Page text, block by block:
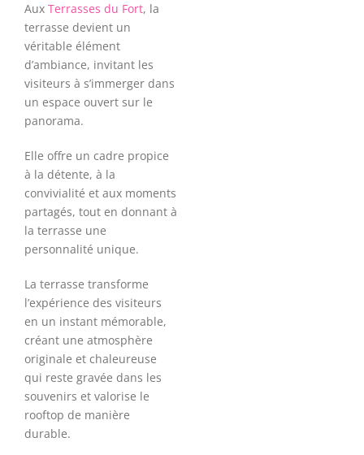
Aux Terrasses du Fort, la
terrasse devient un
véritable élément
d’ambiance, invitant les
visiteurs à s’immerger dans
un espace ouvert sur le
panorama.
Elle offre un cadre propice
à la détente, à la
convivialité et aux moments
partagés, tout en donnant à
la terrasse une
personnalité unique.
La terrasse transforme
l’expérience des visiteurs
en un instant mémorable,
créant une atmosphère
originale et chaleureuse
qui reste gravée dans les
souvenirs et valorise le
rooftop de manière
durable.